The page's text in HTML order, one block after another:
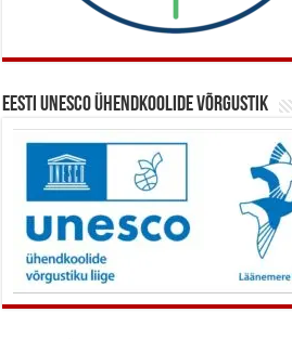
Eesti UNESCO ühendkoolide võrgustik